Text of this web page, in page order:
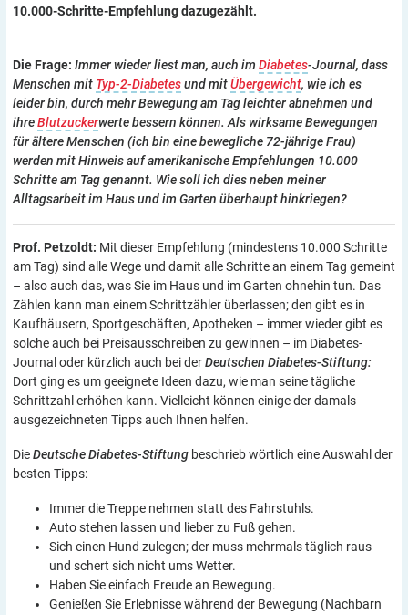
10.000-Schritte-Empfehlung dazugezählt.
Die Frage: Immer wieder liest man, auch im Diabetes-Journal, dass
Menschen mit Typ-2-Diabetesund mitÜbergewicht, wie ich es
leider bin, durch mehr Bewegung am Tag leichter abnehmen und
ihreBlutzuckerwerte bessern können. Als wirksame Bewegungen
für ältere Menschen (ich bin eine bewegliche 72-jährige Frau)
werden mit Hinweis auf amerikanische Empfehlungen 10.000
Schritte am Tag genannt. Wie soll ich dies neben meiner
Alltagsarbeit im Haus und im Garten überhaupt hinkriegen?
Prof. Petzoldt: Mit dieser Empfehlung (mindestens 10.000 Schritte
am Tag) sind alle Wege und damit alle Schritte an einem Tag gemeint
– also auch das, was Sie im Haus und im Garten ohnehin tun. Das
Zählen kann man einem Schrittzähler überlassen; den gibt es in
Kaufhäusern, Sportgeschäften, Apotheken – immer wieder gibt es
solche auch bei Preisausschreiben zu gewinnen – im Diabetes-
Journal oder kürzlich auch bei derDeutschen Diabetes-Stiftung:
Dort ging es um geeignete Ideen dazu, wie man seine tägliche
Schrittzahl erhöhen kann. Vielleicht können einige der damals
ausgezeichneten Tipps auch Ihnen helfen.
DieDeutsche Diabetes-Stiftung beschrieb wörtlich eine Auswahl der
besten Tipps:
Immer die Treppe nehmen statt des Fahrstuhls.
Auto stehen lassen und lieber zu Fuß gehen.
Sich einen Hund zulegen; der muss mehrmals täglich raus
und schert sich nicht ums Wetter.
Haben Sie einfach Freude an Bewegung.
Genießen Sie Erlebnisse während der Bewegung (Nachbarn